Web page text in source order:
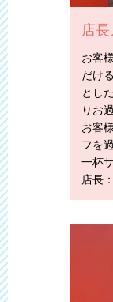
店
お客
だけ
とし
りお
お客
フを
一杯
店長